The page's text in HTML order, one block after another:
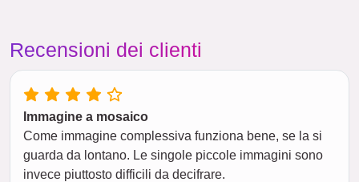
Recensioni dei clienti
Immagine a mosaico
Come immagine complessiva funziona bene, se la si
guarda da lontano. Le singole piccole immagini sono
invece piuttosto difficili da decifrare.